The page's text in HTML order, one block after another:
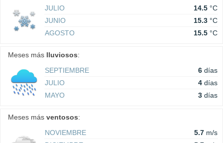
JULIO
14.5 °C
JUNIO
15.3 °C
AGOSTO
15.5 °C
Meses más lluviosos:
SEPTIEMBRE
6 días
JULIO
4 días
MAYO
3 días
Meses más ventosos:
NOVIEMBRE
5.7 m/s